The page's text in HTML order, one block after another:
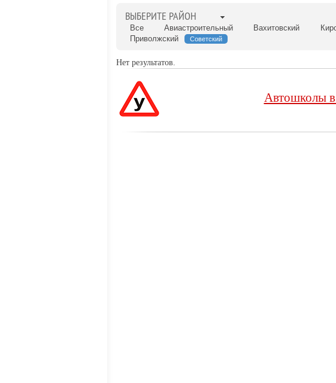
ВЫБЕРИТЕ РАЙОН
Все Авиастроительный Вахитовский
Приволжский
Советский
Нет результатов.
Автошколы